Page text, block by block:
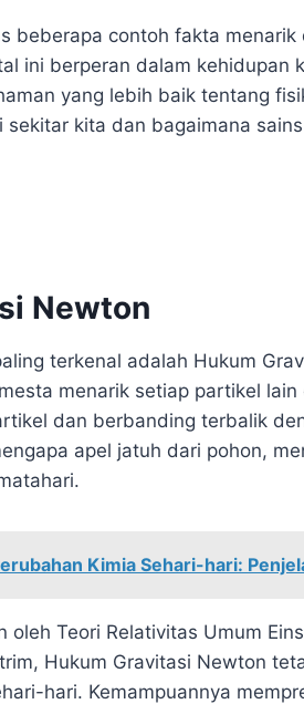
beberapa contoh fakta
ini berperan dalam kehidupan
yang lebih baik tentang
sekitar kita dan bagaimana
Newton
terkenal adalah Hukum
menarik setiap partikel
dan berbanding terbalik
apel jatuh dari pohon,
Kimia Sehari-hari:
oleh Teori Relativitas Umum
Hukum Gravitasi Newton
hari. Kemampuannya